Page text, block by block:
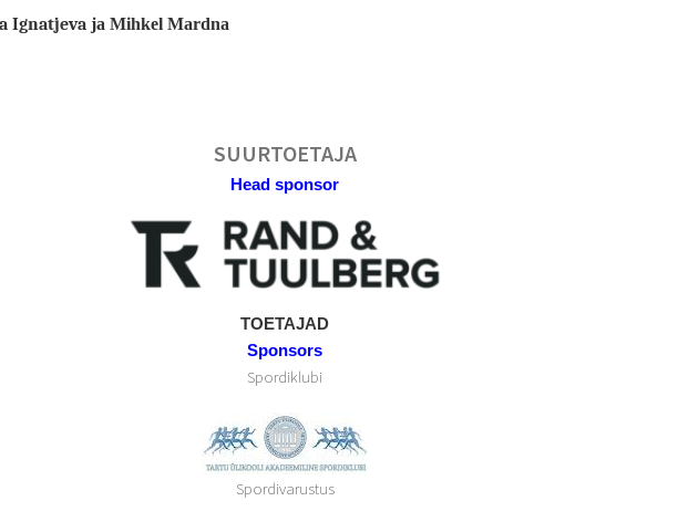
Ignatjeva ja Mihkel Mardna
SUURTOETAJA
Head sponsor
TOETAJAD
Sponsors
Spordiklubi
Spordivarustus